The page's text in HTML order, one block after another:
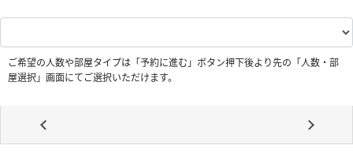
ご希望の人数や部屋タイプは「予約に進む」ボタン押下後より先の「人数・部
屋選択」画面にてご選択いただけます。